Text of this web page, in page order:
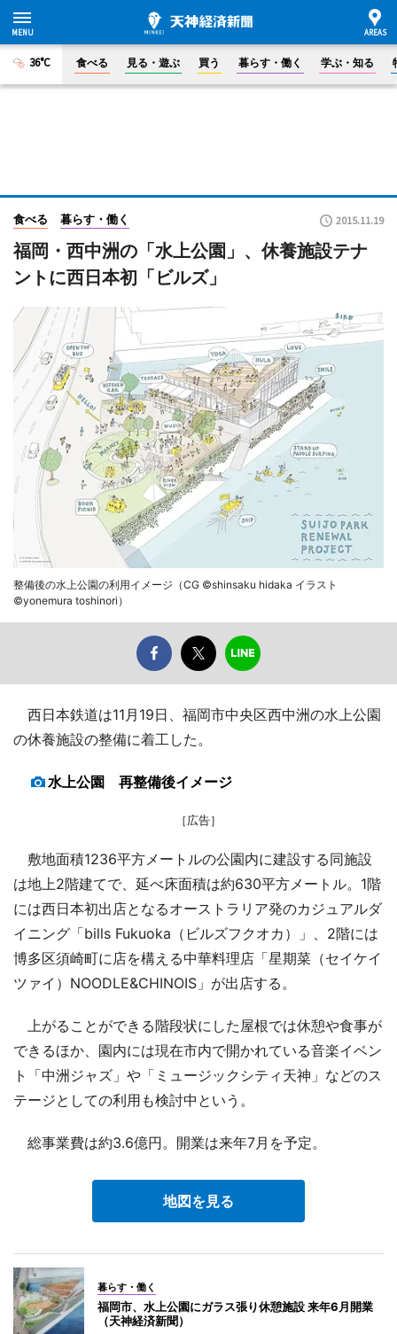
36°C 食べる 見る・遊ぶ 買う 暮らす・働く 学ぶ・知る
食べる 暮らす・働く 2015.11.19
福岡・西中洲の「水上公園」、休養施設テナ
ントに西日本初「ビルズ」
整備後の水上公園の利用イメージ（CG ©shinsaku hidaka イラスト
©yonemura toshinori）
西日本鉄道は11月19日、福岡市中央区西中洲の水上公園
の休養施設の整備に着工した。
水上公園 再整備後イメージ
［広告］
敷地面積1236平方メートルの公園内に建設する同施設
は地上2階建てで、延べ床面積は約630平方メートル。1階
には西日本初出店となるオーストラリア発のカジュアルダ
イニング「bills Fukuoka（ビルズフクオカ）」、2階には
博多区須崎町に店を構える中華料理店「星期菜（セイケイ
ツァイ）NOODLE&CHINOIS」が出店する。
上がることができる階段状にした屋根では休憩や食事が
できるほか、園内には現在市内で開かれている音楽イベン
ト「中洲ジャズ」や「ミュージックシティ天神」などのス
テージとしての利用も検討中という。
総事業費は約3.6億円。開業は来年7月を予定。
地図を見る
暮らす・働く
福岡市、水上公園にガラス張り休憩施設 来年6月開業
（天神経済新聞）